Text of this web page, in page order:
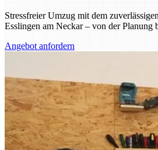
Stressfreier Umzug mit dem
Esslingen am Neckar – von der Planung
Angebot anfordern